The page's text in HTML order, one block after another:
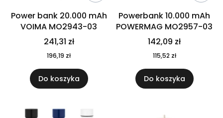
Power bank 20.000 mAh
VOIMA MO2943-03
241,31 zł
196,19 zł
Do koszyka
Powerbank 10.000 mAh
POWERMAG MO2957-03
142,09 zł
115,52 zł
Do koszyka